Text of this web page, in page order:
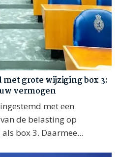
met grote wijziging box 3:
vermogen
met een
de belasting op
box 3. Daarmee...